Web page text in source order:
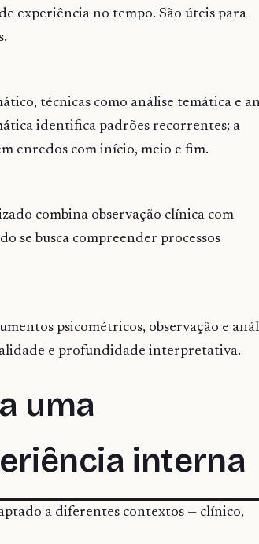
experiência no tempo. São úteis para
técnicas como análise temática e
identifica padrões recorrentes; a
enredos com início, meio e fim.
combina observação clínica com
se busca compreender processos
psicométricos, observação e
e profundidade interpretativa.
uma
interna
a diferentes contextos — clínico,